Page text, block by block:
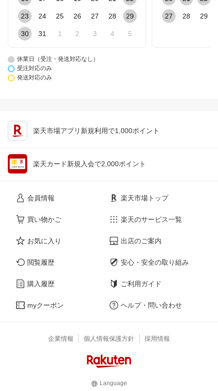
23 24 25 26 27 28 29
30 31 1 2 3 4 5
27 28 29
休業日（受注・発送対応なし）
受注対応のみ
発送対応のみ
楽天市場アプリ新規利用で1,000ポイント
楽天カード新規入会で2,000ポイント
会員情報
買い物かご
お気に入り
閲覧履歴
購入履歴
myクーポン
楽天市場トップ
楽天のサービス一覧
出店のご案内
安心・安全の取り組み
ご利用ガイド
ヘルプ・問い合わせ
企業情報 個人情報保護方針 採用情報
Language